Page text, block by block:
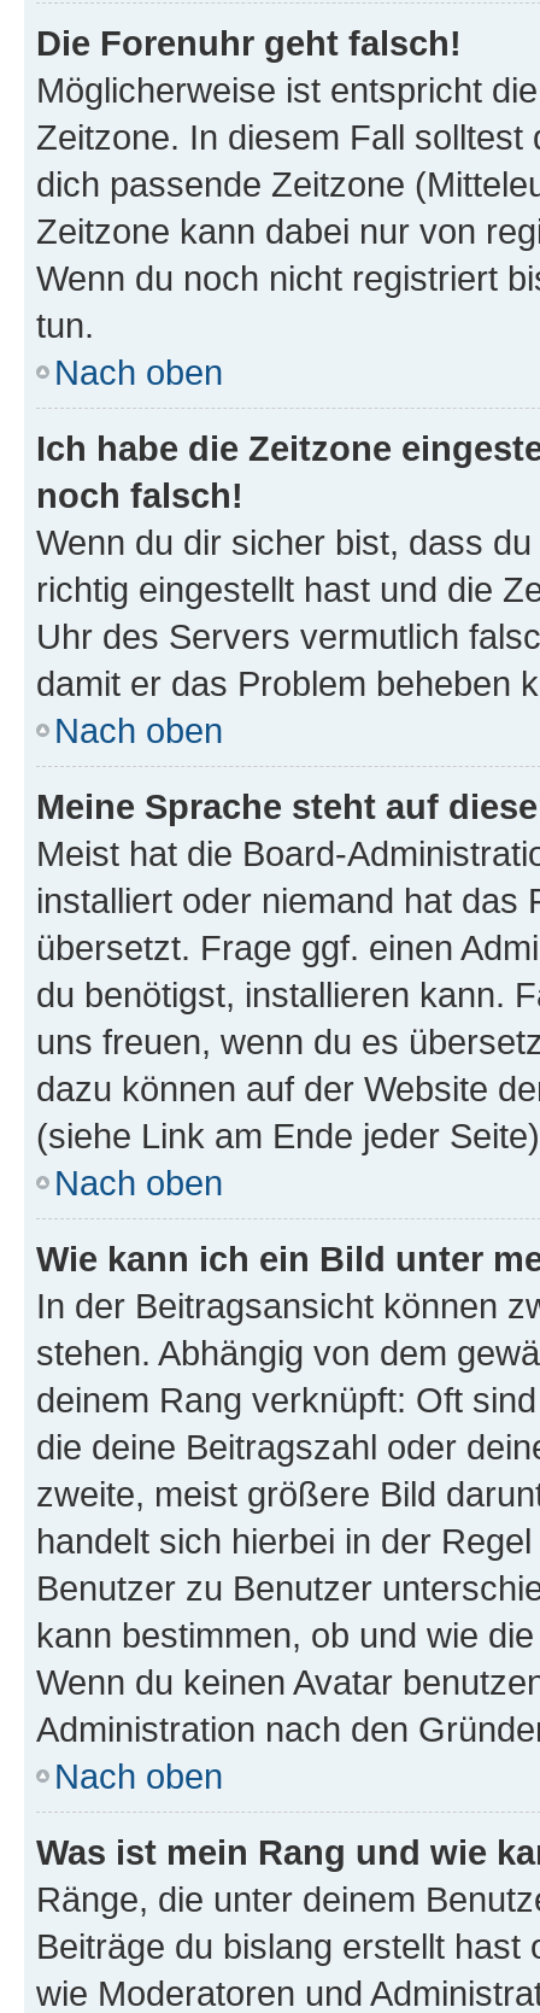
Die Forenuhr geht falsch!
Möglicherweise ist entspricht
Zeitzone. In diesem Fall solltest
dich passende Zeitzone
Zeitzone kann dabei nur von
Wenn du noch nicht registriert
tun.
Nach oben
Ich habe die Zeitzone
noch falsch!
Wenn du dir sicher bist, dass
richtig eingestellt hast und die
Uhr des Servers vermutlich
damit er das Problem beheben
Nach oben
Meine Sprache steht auf
Meist hat die Board-
installiert oder niemand hat das
übersetzt. Frage ggf. einen
du benötigst, installieren kann.
uns freuen, wenn du es
dazu können auf der Website
(siehe Link am Ende jeder
Nach oben
Wie kann ich ein Bild unter
In der Beitragsansicht können
stehen. Abhängig von dem
deinem Rang verknüpft: Oft
die deine Beitragszahl oder
zweite, meist größere Bild
handelt sich hierbei in der
Benutzer zu Benutzer
kann bestimmen, ob und wie
Wenn du keinen Avatar
Administration nach den
Nach oben
Was ist mein Rang und wie
Ränge, die unter deinem
Beiträge du bislang erstellt
wie Moderatoren und